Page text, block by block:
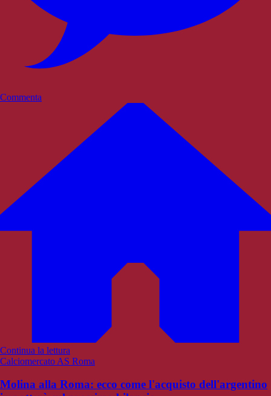
Commenta
Continua la lettura
Calciomercato AS Roma
Molina alla Roma: ecco come l'acquisto dell'argentino